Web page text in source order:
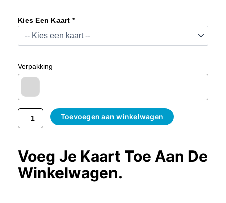
Kies Een Kaart *
Verpakking
Met
Twentse
Schnaps
Aantal
Toevoegen aan winkelwagen
Voeg Je Kaart Toe Aan De
Winkelwagen.